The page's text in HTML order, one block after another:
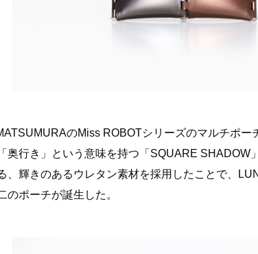
のMiss ROBOTシリーズのマルチポー
奥行き」という意味を持つ「SQUARE
、輝きのあるウレタン素材を採用したことで、
のポーチが誕生した。